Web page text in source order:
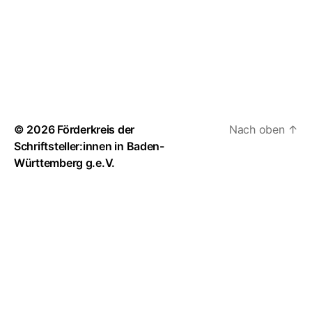
© 2026 Förderkreis der
Schriftsteller:innen in Baden-
Württemberg g.e.V.
Nach oben ↑